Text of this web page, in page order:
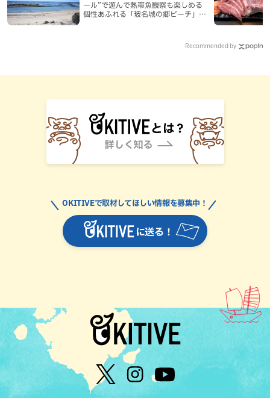
ール”で遊んで熱帯魚観察も楽しめる
個性あふれる「玻名城の郷ビーチ」
Recommended by
に送る！
OKITIVEで取材してほしい情報を募集中！